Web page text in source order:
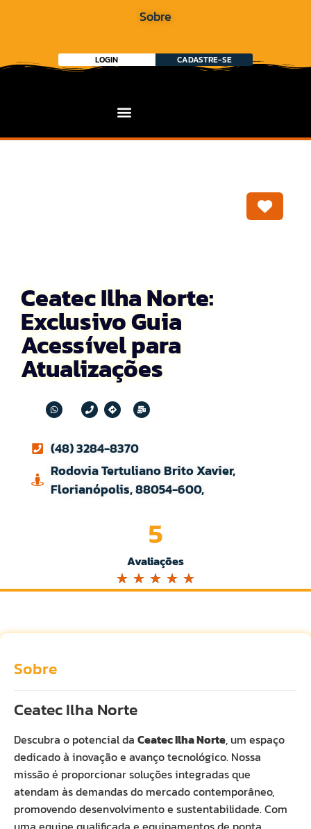
Sobre
LOGIN CADASTRE-SE
Ceatec Ilha Norte:
Exclusivo Guia
Acessível para
Atualizações
(48) 3284-8370
Rodovia Tertuliano Brito Xavier,
Florianópolis, 88054-600,
Avaliações
5
☆ ☆ ☆ ☆ ☆
Sobre
Ceatec Ilha Norte
Descubra o potencial da Ceatec Ilha Norte, um espaço
dedicado à inovação e avanço tecnológico. Nossa
missão é proporcionar soluções integradas que
atendam às demandas do mercado contemporâneo,
promovendo desenvolvimento e sustentabilidade. Com